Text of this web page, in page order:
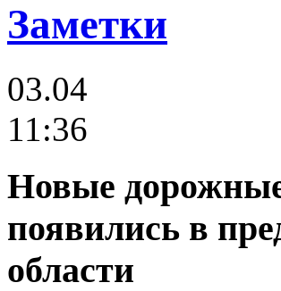
Заметки
03.04
11:36
Новые
появились в
области